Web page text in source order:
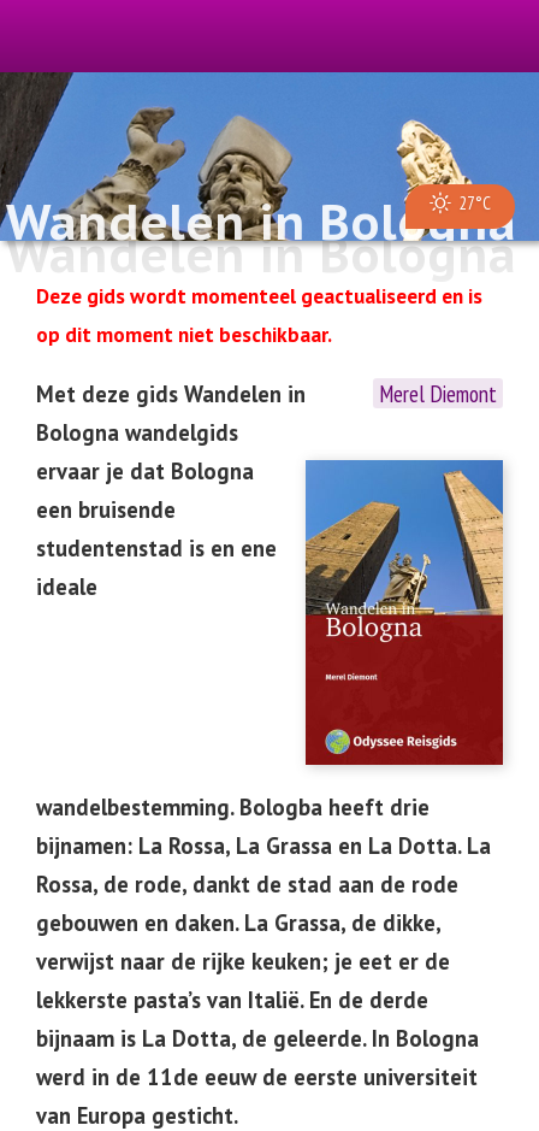
Wandelen in Bologna
Wandelen in Bologna
27°C
Deze gids wordt momenteel geactualiseerd en is
op dit moment niet beschikbaar.
Merel Diemont
Met deze gids Wandelen in
Bologna wandelgids
ervaar je dat Bologna
een bruisende
studentenstad is en ene
ideale
wandelbestemming. Bologba heeft drie
bijnamen: La Rossa, La Grassa en La Dotta. La
Rossa, de rode, dankt de stad aan de rode
gebouwen en daken. La Grassa, de dikke,
verwijst naar de rijke keuken; je eet er de
lekkerste pasta’s van Italië. En de derde
bijnaam is La Dotta, de geleerde. In Bologna
werd in de 11de eeuw de eerste universiteit
van Europa gesticht.